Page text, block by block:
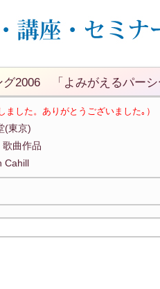
グ2006 「よみがえるパー
ました。ありがとうございました｡）
(東京)
曲作品
Cahill